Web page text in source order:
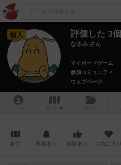
仙人 評価した 3個
なるみ さん
マイボードゲーム
参加コミュニティ
ウェブページ
トップ ゲーム一覧 マイリスト
全て 興味あり 経験あり お気に入り